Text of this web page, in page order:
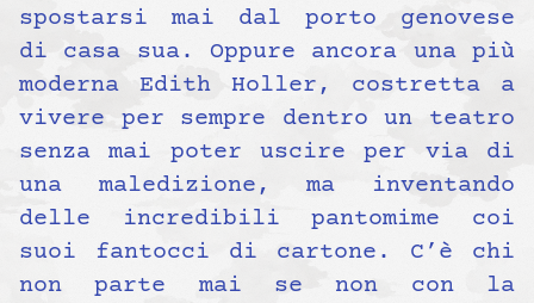
spostarsi mai dal porto genovese
di casa sua. Oppure ancora una più
moderna Edith Holler, costretta a
vivere per sempre dentro un teatro
senza mai poter uscire per via di
una maledizione, ma inventando
delle incredibili pantomime coi
suoi fantocci di cartone. C’è chi
non parte mai se non con la